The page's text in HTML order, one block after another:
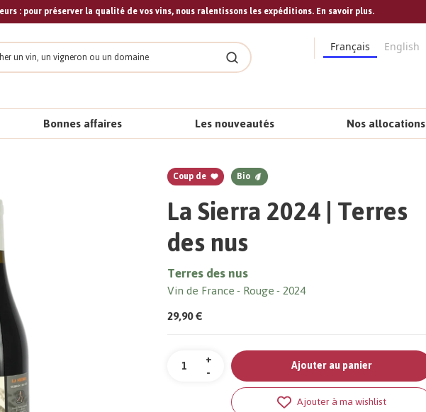
: pour préserver la qualité de vos vins, nous ralentissons les expéditions. En savoir plus.
Rechercher
Français English
Bonnes affaires Les nouveautés Nos allocations
Coup de
Bio
La Sierra 2024 | Terres
des nus
Terres des nus
Vin de France Rouge 2024
29,90 €
Quantité +
-
Ajouter au panier
Ajouter à ma wishlist